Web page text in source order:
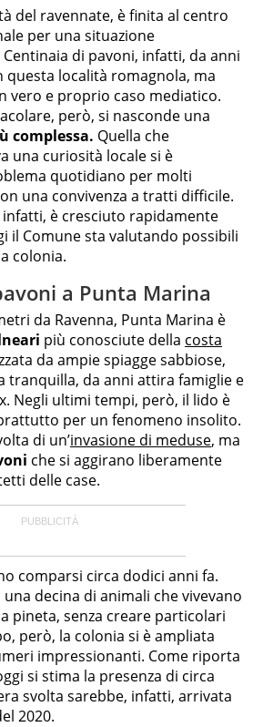
del ravennate, è finita al centro
per una situazione
di pavoni, infatti, da anni
località romagnola, ma
vero e proprio caso mediatico.
però, si nasconde una
complessa. Quella che
una curiosità locale si è
quotidiano per molti
una convivenza a tratti difficile.
è cresciuto rapidamente
il Comune sta valutando possibili
colonia.
a Punta Marina
da Ravenna, Punta Marina è
più conosciute della costa
da ampie spiagge sabbiose,
tranquilla, da anni attira famiglie e
Negli ultimi tempi, però, il lido è
per un fenomeno insolito.
di un’invasione di meduse, ma
che si aggirano liberamente
delle case.
comparsi circa dodici anni fa.
una decina di animali che vivevano
pineta, senza creare particolari
però, la colonia si è ampliata
impressionanti. Come riporta
si stima la presenza di circa
svolta sarebbe, infatti, arrivata
2020.